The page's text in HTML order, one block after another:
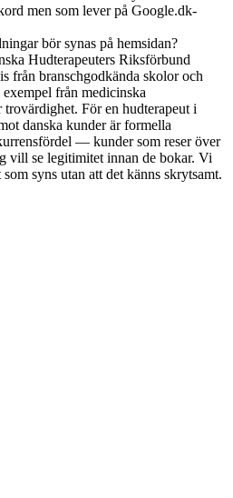
men som lever på Google.dk-
bör synas på hemsidan?
Hudterapeuters Riksförbund
från branschgodkända skolor och
från medicinska
trovärdighet. För en hudterapeut i
danska kunder är formella
— kunder som reser över
vill se legitimitet innan de bokar. Vi
syns utan att det känns skrytsamt.